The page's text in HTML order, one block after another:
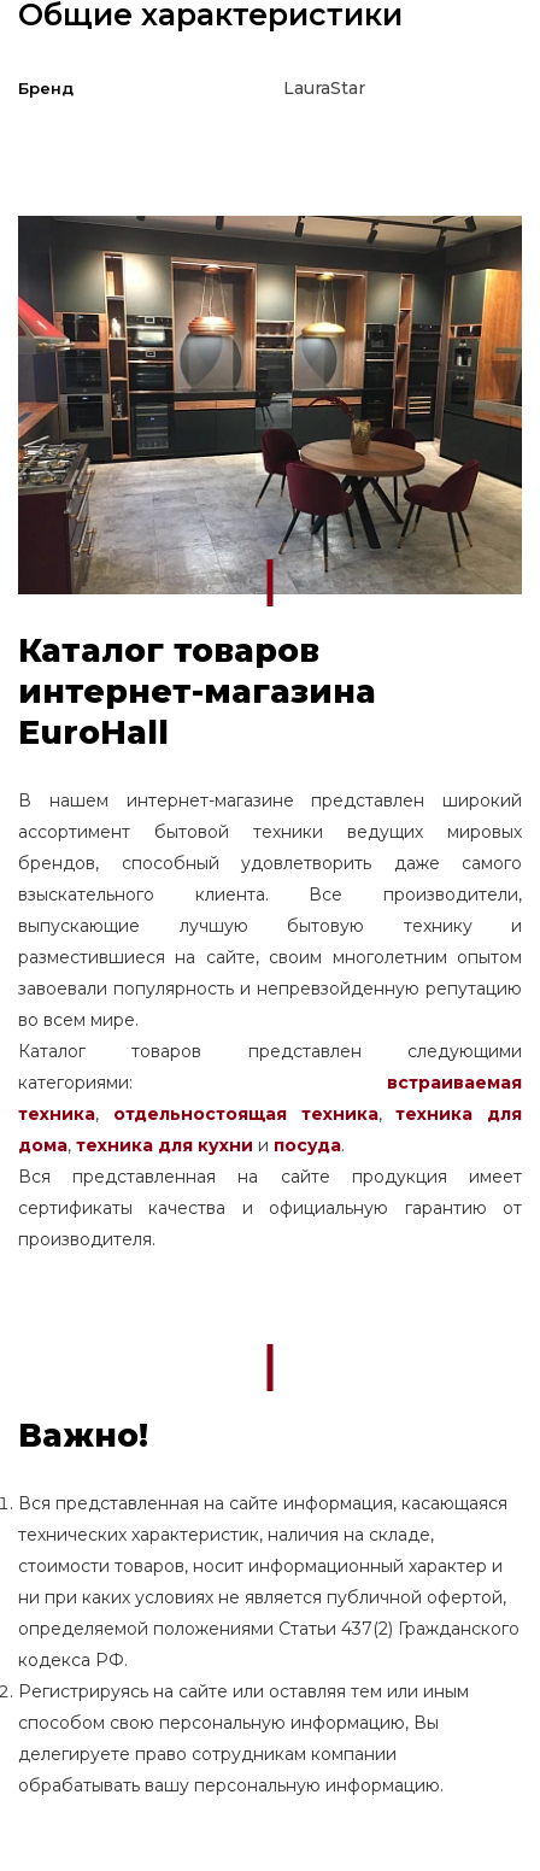
Общие характеристики
Бренд LauraStar
Каталог товаров
интернет-магазина
EuroHall
В нашем интернет-магазине представлен широкий
ассортимент бытовой техники ведущих мировых
брендов, способный удовлетворить даже самого
взыскательного клиента. Все производители,
выпускающие лучшую бытовую технику и
разместившиеся на сайте, своим многолетним опытом
завоевали популярность и непревзойденную репутацию
во всем мире.
Каталог товаров представлен следующими
категориями: встраиваемая
техника, отдельностоящаятехника,
техника для
дома, техника для кухни и посуда.
Вся представленная на сайте продукция имеет
сертификаты качества и официальную гарантию от
производителя.
Важно!
Вся представленная на сайте информация, касающаяся
технических характеристик, наличия на складе,
стоимости товаров, носит информационный характер и
ни при каких условиях не является публичной офертой,
определяемой положениями Статьи 437(2) Гражданского
кодекса РФ.
Регистрируясь на сайте или оставляя тем или иным
способом свою персональную информацию, Вы
делегируете право сотрудникам компании
обрабатывать вашу персональную информацию.